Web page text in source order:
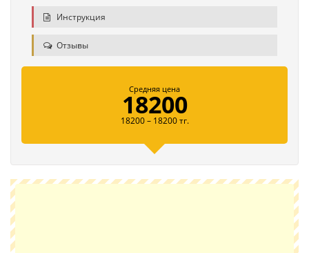
Инструкция
Отзывы
Средняя цена
18200
18200 – 18200 тг.